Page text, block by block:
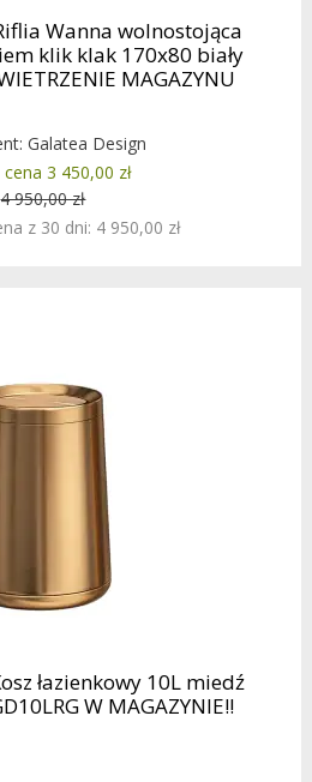
Wanna wolnostojąca
klik klak 170x80 biały
MAGAZYNU
Galatea Design
3 450,00 zł
4 950,00 zł
z 30 dni: 4 950,00 zł
łazienkowy 10L miedź
W MAGAZYNIE!!